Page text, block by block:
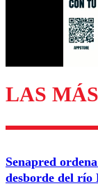
LAS
Senapred
desborde del río